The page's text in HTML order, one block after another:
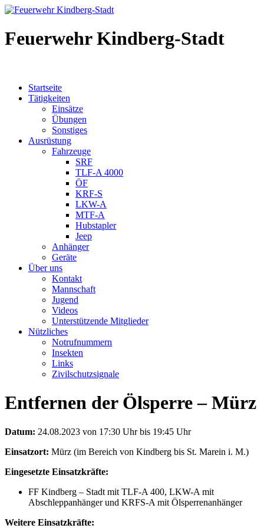
Feuerwehr Kindberg-Stadt
Startseite
Tätigkeiten
Einsätze
Übungen
Sonstiges
Ausrüstung
Fahrzeuge
SRF
TLF-A 4000
ÖF
KRF-S
LKW-A
MTF-A
Hubstapler
Jeep
Anhänger
Geräte
Über uns
Kontakt
Mannschaft
Jugend
Videos
Unterstützende Mitglieder
Nützliches
Notrufnummern
Insekten
Links
Zivilschutzsignale
Entfernen der Ölsperre – Mürz
Datum: 24.08.2023 von 17:30 Uhr bis 19:45 Uhr
Einsatzort: Mürz (im Bereich von Kindberg bis St. Marein i. M.)
Eingesetzte Einsatzkräfte:
FF Kindberg – Stadt mit TLF-A 400, LKW-A mit
Abschleppanhänger und KRFS-A mit Ölsperrenanhänger
Weitere Einsatzkräfte: